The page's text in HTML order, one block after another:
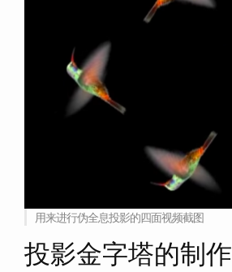
用来进行伪全息投影的四面视频截图
投影金字塔的制作